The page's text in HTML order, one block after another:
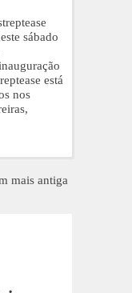
sábado
está
nos
mais antiga